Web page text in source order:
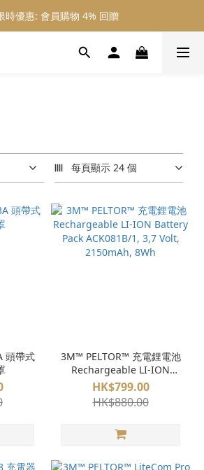
時優惠: 會員購物 4% 回贈
時優惠: 會員購物 4% 回贈
時優惠: 滿 $800 順豐免運費
每頁顯示 24 個
頭帶式
3M™ PELTOR™ 充電鋰電池
Rechargeable LI-ION
Battery Pack ACK081B/1,
3,7 Volt, 2150mAh, 8Wh
HK$799.00
HK$880.00